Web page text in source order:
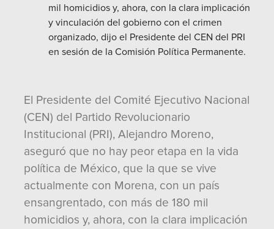
mil homicidios y, ahora, con la clara implicación
y vinculación del gobierno con el crimen
organizado, dijo el Presidente del CEN del PRI
en sesión de la Comisión Política Permanente.
El Presidente del Comité Ejecutivo Nacional
(CEN) del Partido Revolucionario
Institucional (PRI), Alejandro Moreno,
aseguró que no hay peor etapa en la vida
política de México, que la que se vive
actualmente con Morena, con un país
ensangrentado, con más de 180 mil
homicidios y, ahora, con la clara implicación